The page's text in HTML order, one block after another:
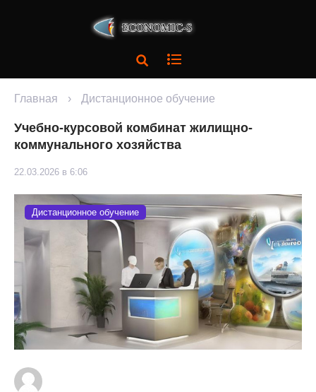
Главная › Дистанционное обучение
Учебно-курсовой комбинат жилищно-
коммунального хозяйства
22.03.2026 в 6:06
Дистанционное обучение